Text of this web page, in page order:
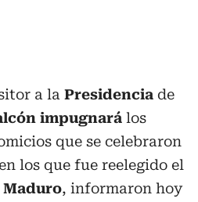
a la Presidencia de
impugnará los
que se celebraron
los que fue reelegido el
Maduro, informaron hoy